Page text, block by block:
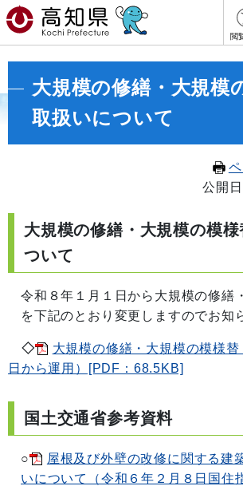
閲
大規模の修繕・大規模
取扱いについて
公開
大規模の修繕・大規模の模
ついて
令和８年１月１日から大規模の修繕
を下記のとおり変更しますのでお知
◇
大規模の修繕・大規模の模様替
日から運用）[PDF：68.5KB]
国土交通省参考資料
○
屋根及び外壁の改修に関する建
いについて（令和６年２月８日国住